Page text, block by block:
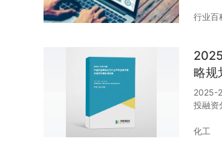
行业百
略规
2025-
投融资
化工